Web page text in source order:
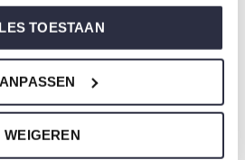
TOESTAAN
WEIGEREN